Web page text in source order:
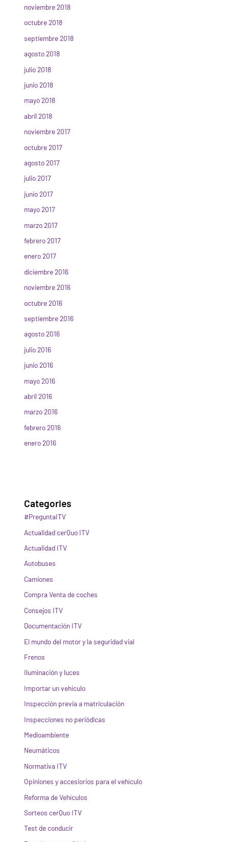
noviembre 2018
octubre 2018
septiembre 2018
agosto 2018
julio 2018
junio 2018
mayo 2018
abril 2018
noviembre 2017
octubre 2017
agosto 2017
julio 2017
junio 2017
mayo 2017
marzo 2017
febrero 2017
enero 2017
diciembre 2016
noviembre 2016
octubre 2016
septiembre 2016
agosto 2016
julio 2016
junio 2016
mayo 2016
abril 2016
marzo 2016
febrero 2016
enero 2016
Categories
#PreguntaITV
Actualidad cerQuo ITV
Actualidad ITV
Autobuses
Camiones
Compra Venta de coches
Consejos ITV
Documentación ITV
El mundo del motor y la seguridad vial
Frenos
Iluminación y luces
Importar un vehículo
Inspección previa a matriculación
Inspecciones no periódicas
Medioambiente
Neumáticos
Normativa ITV
Opiniones y accesiorios para el vehículo
Reforma de Vehículos
Sorteos cerQuo ITV
Test de conducir